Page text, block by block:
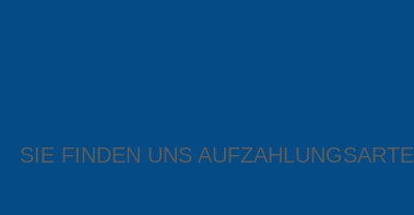
SIE FINDEN UNS AUF